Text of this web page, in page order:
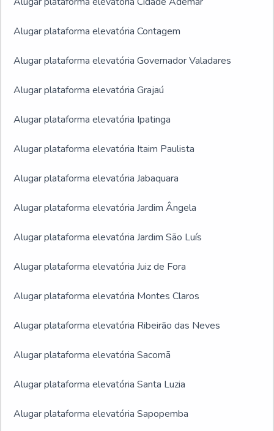
Alugar plataforma elevatória Contagem
Alugar plataforma elevatória Governador Valadares
Alugar plataforma elevatória Grajaú
Alugar plataforma elevatória Ipatinga
Alugar plataforma elevatória Itaim Paulista
Alugar plataforma elevatória Jabaquara
Alugar plataforma elevatória Jardim Ângela
Alugar plataforma elevatória Jardim São Luís
Alugar plataforma elevatória Juiz de Fora
Alugar plataforma elevatória Montes Claros
Alugar plataforma elevatória Ribeirão das Neves
Alugar plataforma elevatória Sacomã
Alugar plataforma elevatória Santa Luzia
Alugar plataforma elevatória Sapopemba